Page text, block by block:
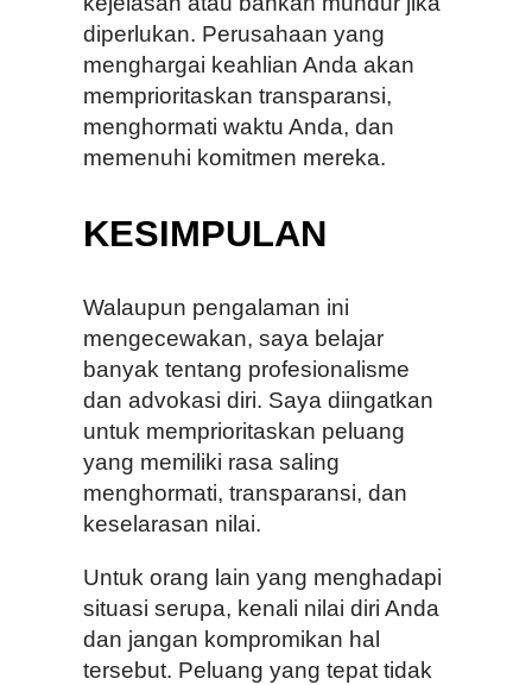
diperlukan. Perusahaan yang
menghargai keahlian Anda akan
memprioritaskan transparansi,
menghormati waktu Anda, dan
memenuhi komitmen mereka.
KESIMPULAN
Walaupun pengalaman ini
mengecewakan, saya belajar
banyak tentang profesionalisme
dan advokasi diri. Saya diingatkan
untuk memprioritaskan peluang
yang memiliki rasa saling
menghormati, transparansi, dan
keselarasan nilai.
Untuk orang lain yang menghadapi
situasi serupa, kenali nilai diri Anda
dan jangan kompromikan hal
tersebut. Peluang yang tepat tidak